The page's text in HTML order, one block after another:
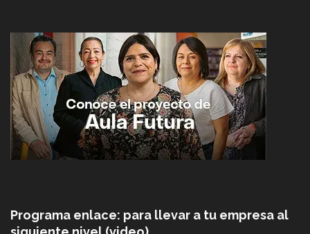
Programa enlace: para llevar a tu empresa al